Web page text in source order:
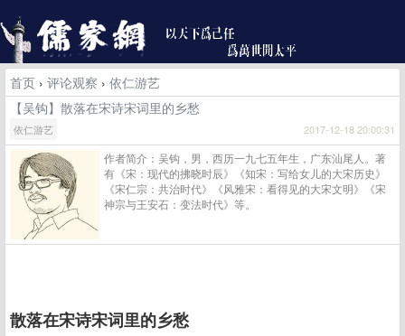
首页 › 评论观察 › 依仁游艺
【吴钩】散落在宋诗宋词里的乡愁
依仁游艺 2017-12-18 20:00:31
作者简介：吴钩，男，西历一九七五年生，广东汕尾人。著
有《宋：现代的拂晓时辰》《知宋：写给女儿的大宋历史》
《宋仁宗：共治时代》《风雅宋：看得见的大宋文明》《宋
神宗与王安石：变法时代》等。
散落在宋诗宋词里的乡愁